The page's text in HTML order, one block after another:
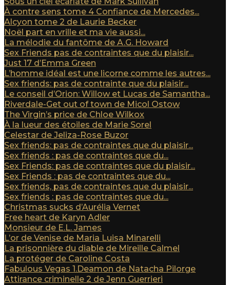
À contre sens tome 4 Confiance de Mercedes...
Alcyon tome 2 de Laurie Becker
Noël part en vrille et ma vie aussi...
La mélodie du fantôme de A.G. Howard
Sex Friends pas de contraintes que du plaisir...
Just 17 d’Emma Green
L’homme idéal est une licorne comme les autres...
Sex friends: pas de contrainte que du plaisir...
Le conseil d’Orion: Willow et Lucas de Samantha...
Riverdale-Get out of town de Micol Ostow
The Virgin’s price de Chloe Wilkox
À la lueur des étoiles de Marie Sorel
Celestar de Jeliza-Rose Buzor
Sex friends: pas de contraintes que du plaisir...
Sex friends : pas de contraintes que du...
Sex Friends: pas de contraintes que du plaisir...
Sex Friends : pas de contraintes que du...
Sex friends, pas de contraintes que du plaisir...
Sex friends : pas de contraintes que du...
Christmas sucks d’Aurélia Vernet
Free heart de Karyn Adler
Monsieur de E.L. James
L’or de Venise de Maria Luisa Minarelli
La prisonnière du diable de Mireille Calmel
La protéger de Caroline Costa
Fabulous Vegas 1.Deamon de Natacha Pilorge
Attirance criminelle 2 de Jenn Guerrieri